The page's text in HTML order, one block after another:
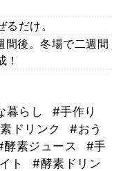
だけ。
間後。冬場で二週間
暮らし
#手作り
ドリンク
#おう
酵素ジュース
#手
ト
#酵素ドリン